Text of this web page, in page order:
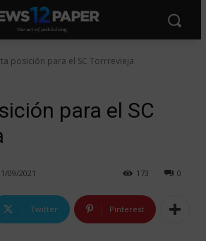
posición para el SC Torrrevieja
para el SC
09/2021 0
173
Twitter Pinterest